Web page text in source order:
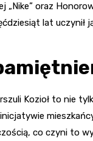
„Nike” oraz
lat
Kozioł to nie
co czyni to